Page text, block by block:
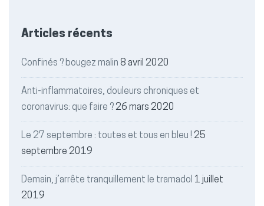
Articles récents
Confinés ? bougez malin 8 avril 2020
Anti-inflammatoires, douleurs chroniques et
coronavirus: que faire ?26 mars 2020
Le 27 septembre : toutes et tous en bleu ! 25
septembre 2019
Demain, j’arrête tranquillement le tramadol 1 juillet
2019